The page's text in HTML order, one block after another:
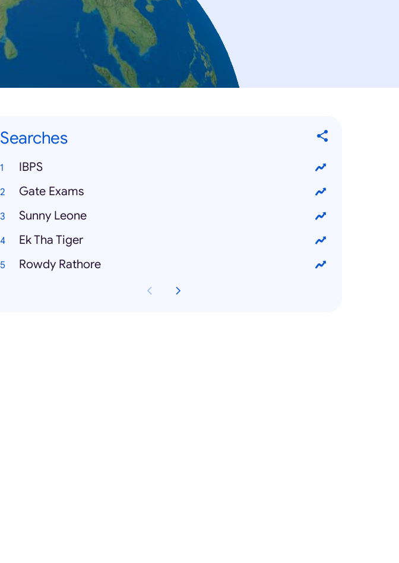
Searches
IBPS
Gate Exams
Sunny Leone
Ek Tha Tiger
Rowdy Rathore